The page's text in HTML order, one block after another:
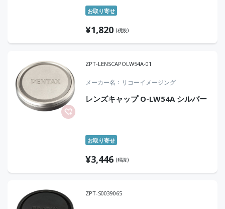
お取り寄せ
¥1,820 (税抜)
ZPT-LENSCAPOLW54A-01
メーカー名 リコーイメージング
レンズキャップ O-LW54A シルバー
お取り寄せ
¥3,446 (税抜)
ZPT-S0039065